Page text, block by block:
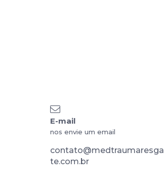
E-mail
nos envie um email
contato@medtraumaresga
te.com.br